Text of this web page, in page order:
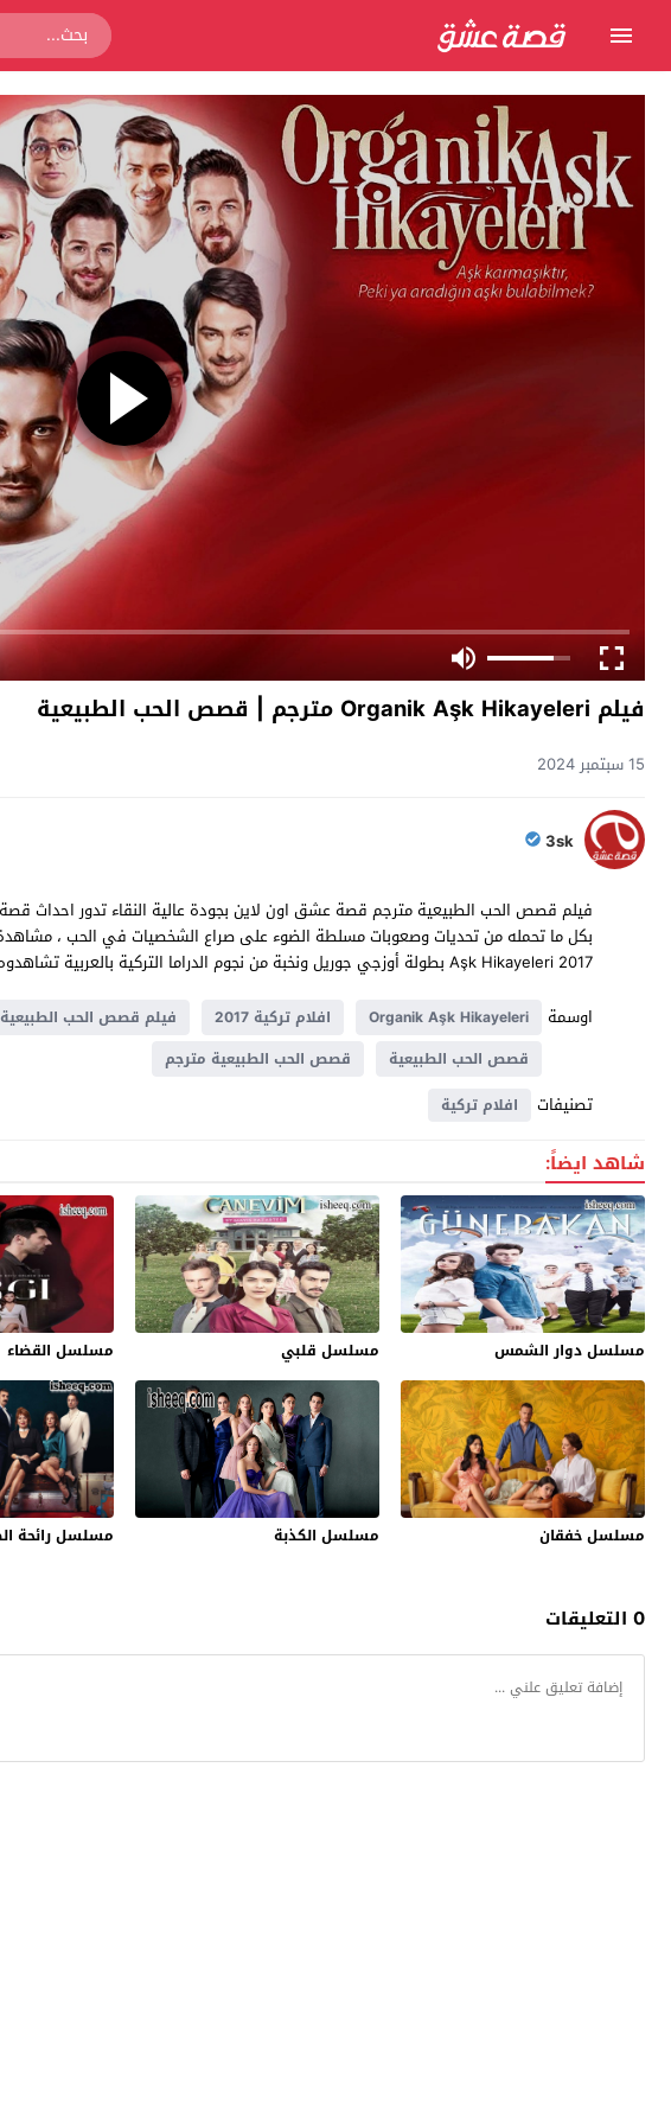
فيلم Organik Aşk Hikayeleri مترجم | قصص الحب الطبيعية
15 سبتمبر 2024
3sk
فيلم قصص الحب الطبيعية مترجم قصة عشق اون لاين بجودة عالية النقاء تدور احداث
Aşk Hikayeleri 2017 بطولة أوزجي جوريل ونخبة من نجوم الدراما التركية بالعربية تشاهدوه حصريا على موقع قصة عشق
اوسمة
Organik Aşk Hikayeleri افلام تركية 2017 فيلم قصص الحب الطبيعية
قصص الحب الطبيعية
قصص الحب الطبيعية مترجم
تصنيفات افلام تركية
شاهد ايضاً:
مسلسل دوار الشمس مسلسل قلبي مسلسل القضاء
مسلسل خفقان مسلسل الكذبة مسلسل رائحة
0 التعليقات